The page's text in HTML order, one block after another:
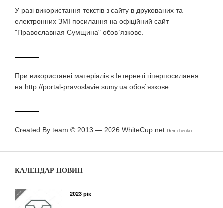
У разi використання текстiв з сайту в друкованих та
електронних ЗМI посилання на офіційний сайт
"Православная Сумщина" обов`язкове.
При використаннi матерiалiв в Iнтернетi гiперпосилання
на http://portal-pravoslavie.sumy.ua обов`язкове.
Created By team © 2013 — 2026 WhiteCup.net Demchenko
КАЛЕНДАР НОВИН
2023 рік